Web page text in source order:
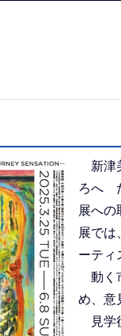
新津
ろへ
展への
展では
ーティ
動く
め、意
見学